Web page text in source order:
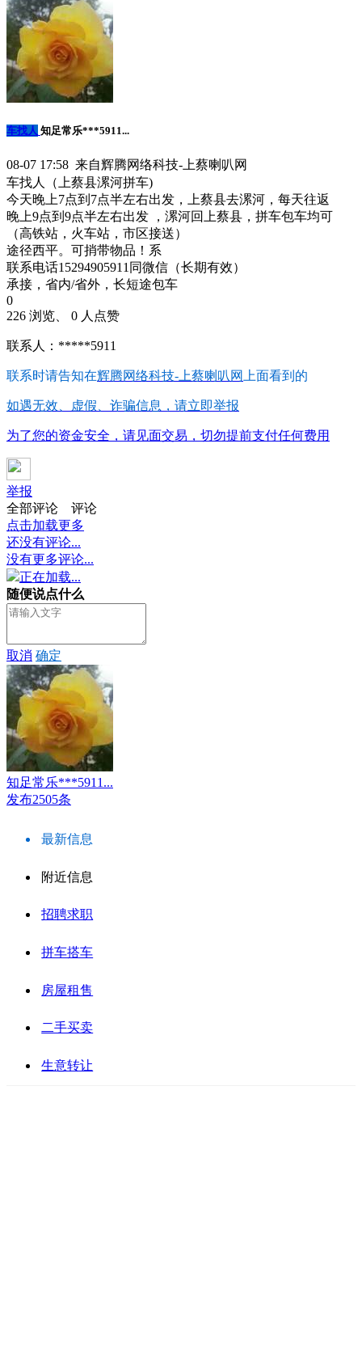
车找人 知足常乐***5911...
08-07 17:58 来自辉腾网络科技-上蔡喇叭网
车找人（上蔡县漯河拼车)
今天晚上7点到7点半左右出发，上蔡县去漯河，每天往返
晚上9点到9点半左右出发 ，漯河回上蔡县，拼车包车均可
（高铁站，火车站，市区接送）
途径西平。可捎带物品！系
联系电话15294905911同微信（长期有效）
承接，省内/省外，长短途包车
0
226 浏览、 0 人点赞
联系人：*****5911
联系时请告知在辉腾网络科技-上蔡喇叭网 上面看到的
如遇无效、虚假、诈骗信息，请立即举报
为了您的资金安全，请见面交易，切勿提前支付任何费用
举报
全部评论
评论
点击加载更多
还没有评论...
没有更多评论...
正在加载...
随便说点什么
取消 确定
知足常乐***5911...
发布2505条
最新信息
附近信息
招聘求职
拼车搭车
房屋租售
二手买卖
生意转让